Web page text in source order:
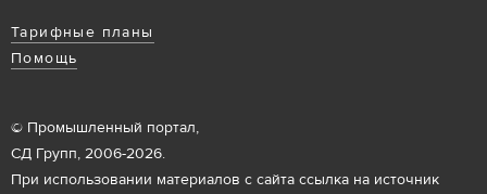
Тарифные планы
Помощь
© Промышленный портал,
СД Групп, 2006-2026.
При использовании материалов с сайта ссылка на источник